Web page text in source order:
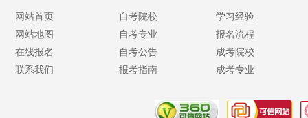
网站首页
网站地图
在线报名
联系我们
自考院校
自考专业
自考公告
报考指南
学习经验
报名流程
成考院校
成考专业